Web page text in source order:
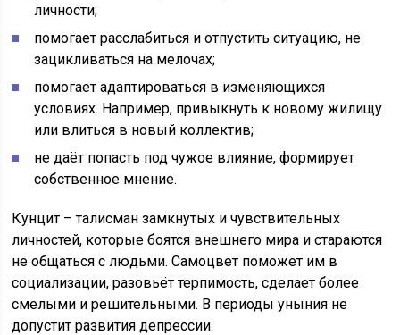
личности;
помогает расслабиться и отпустить ситуацию, не
зацикливаться на мелочах;
помогает адаптироваться в изменяющихся
условиях. Например, привыкнуть к новому жилищу
или влиться в новый коллектив;
не даёт попасть под чужое влияние, формирует
собственное мнение.
Кунцит – талисман замкнутых и чувствительных
личностей, которые боятся внешнего мира и стараются
не общаться с людьми. Самоцвет поможет им в
социализации, разовьёт терпимость, сделает более
смелыми и решительными. В периоды уныния не
допустит развития депрессии.